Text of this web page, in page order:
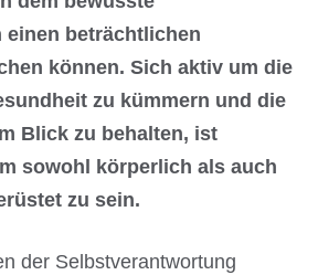
einen beträchtlichen
können. Sich aktiv um die
zu kümmern und die
Blick zu behalten, ist
sowohl körperlich als auch
zu sein.
der Selbstverantwortung